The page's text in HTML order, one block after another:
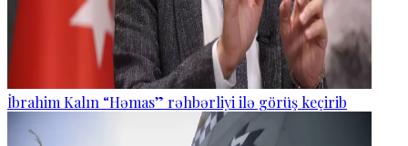
İbrahim Kalın “Həmas” rəhbərliyi ilə görüş keçirib